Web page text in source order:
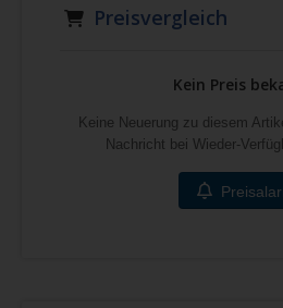
Preisvergleich
Kein Preis
Keine Neuerung zu diesem
Nachricht bei Wieder-